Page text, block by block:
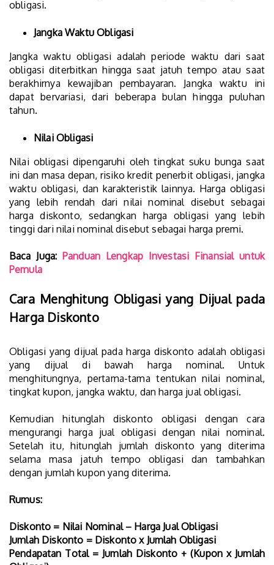
obligasi.
Jangka Waktu Obligasi
Jangka waktu obligasi adalah periode waktu dari saat
obligasi diterbitkan hingga saat jatuh tempo atau saat
berakhirnya kewajiban pembayaran. Jangka waktu ini
dapat bervariasi, dari beberapa bulan hingga puluhan
tahun.
Nilai Obligasi
Nilai obligasi dipengaruhi oleh tingkat suku bunga saat
ini dan masa depan, risiko kredit penerbit obligasi, jangka
waktu obligasi, dan karakteristik lainnya. Harga obligasi
yang lebih rendah dari nilai nominal disebut sebagai
harga diskonto, sedangkan harga obligasi yang lebih
tinggi dari nilai nominal disebut sebagai harga premi.
Baca Juga: Panduan Lengkap Investasi Finansial untuk
Pemula
Cara Menghitung Obligasi yang Dijual pada
Harga Diskonto
Obligasi yang dijual pada harga diskonto adalah obligasi
yang dijual di bawah harga nominal. Untuk
menghitungnya, pertama-tama tentukan nilai nominal,
tingkat kupon, jangka waktu, dan harga jual obligasi.
Kemudian hitunglah diskonto obligasi dengan cara
mengurangi harga jual obligasi dengan nilai nominal.
Setelah itu, hitunglah jumlah diskonto yang diterima
selama masa jatuh tempo obligasi dan tambahkan
dengan jumlah kupon yang diterima.
Rumus:
Diskonto = Nilai Nominal – Harga Jual Obligasi
Jumlah Diskonto = Diskonto x Jumlah Obligasi
Pendapatan Total = Jumlah Diskonto + (Kupon x Jumlah